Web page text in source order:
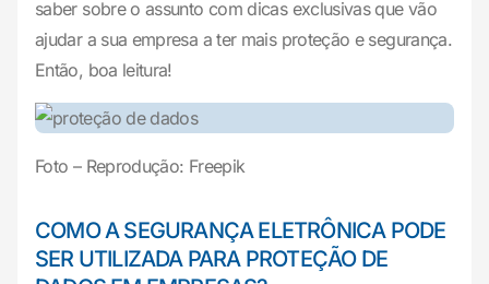
saber sobre o assunto com dicas exclusivas que vão
ajudar a sua empresa a ter mais proteção e segurança.
Então, boa leitura!
Foto – Reprodução: Freepik
COMO A SEGURANÇA ELETRÔNICA PODE
SER UTILIZADA PARA PROTEÇÃO DE